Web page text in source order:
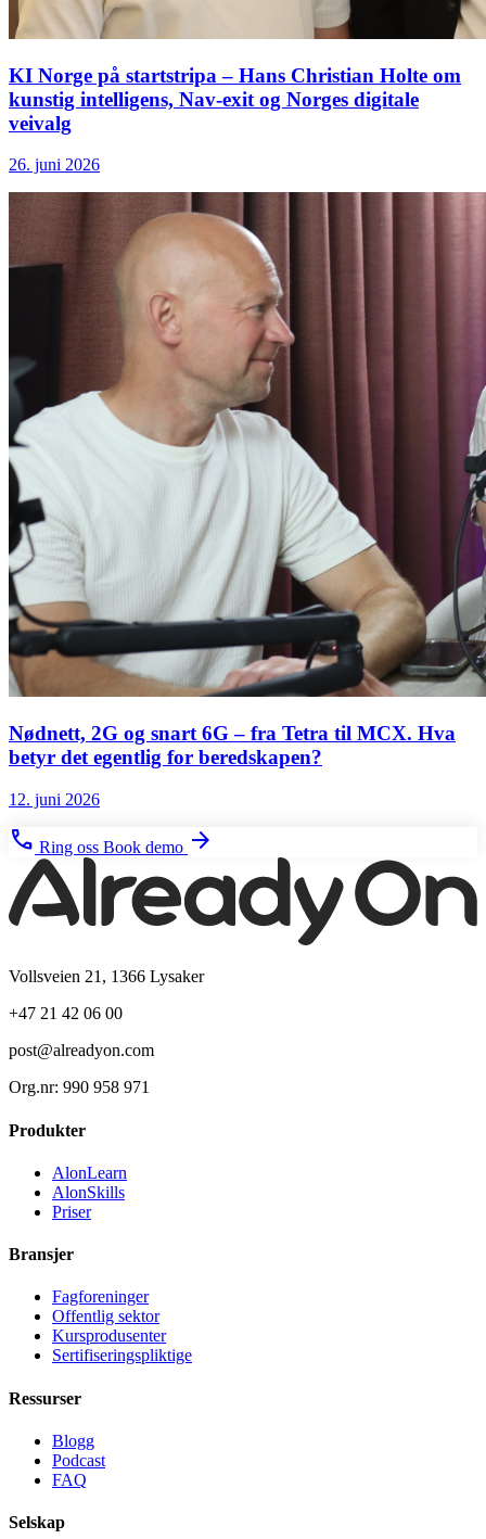
KI Norge på startstripa – Hans Christian Holte om
kunstig intelligens, Nav-exit og Norges digitale
veivalg
26. juni 2026
Nødnett, 2G og snart 6G – fra Tetra til MCX. Hva
betyr det egentlig for beredskapen?
12. juni 2026
phone Ring oss Book demo arrow_forward
Vollsveien 21, 1366 Lysaker
+47 21 42 06 00
post@alreadyon.com
Org.nr: 990 958 971
Produkter
AlonLearn
AlonSkills
Priser
Bransjer
Fagforeninger
Offentlig sektor
Kursprodusenter
Sertifiseringspliktige
Ressurser
Blogg
Podcast
FAQ
Selskap